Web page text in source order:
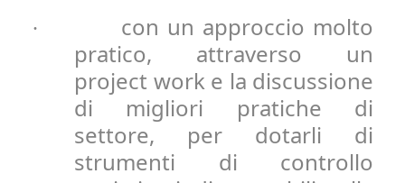
·
con un approccio molto
pratico, attraverso un
project work e la discussione
di migliori pratiche di
settore, per dotarli di
strumenti di controllo